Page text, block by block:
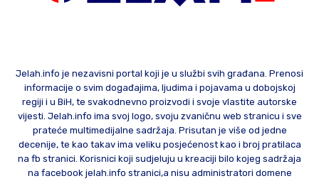
Jelah.info je nezavisni portal koji je u službi svih građana. Prenosi
informacije o svim događajima, ljudima i pojavama u dobojskoj
regiji i u BiH, te svakodnevno proizvodi i svoje vlastite autorske
vijesti. Jelah.info ima svoj logo, svoju zvaničnu web stranicu i sve
prateće multimedijalne sadržaja. Prisutan je više od jedne
decenije, te kao takav ima veliku posjećenost kao i broj pratilaca
na fb stranici. Korisnici koji sudjeluju u kreaciji bilo kojeg sadržaja
na facebook jelah.info stranici,a nisu administratori domene